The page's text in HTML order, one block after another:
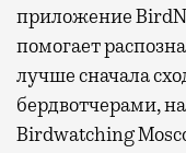
приложение
помогает
лучше сначала
бердвотчерами,
Birdwatching